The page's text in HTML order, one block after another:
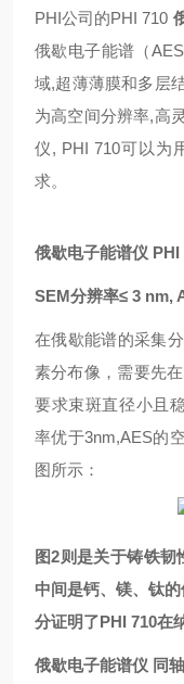
PHI公司的PHI 710
俄歇电子能谱（AES
域,超薄薄膜和多层结
为高空间分辨率,高
仪, PHI 710可以为
求。
俄歇电子能谱仪 PHI
SEM分辨率≤ 3 nm,
在俄歇能谱的采集分析
素分布像，需要先
要求束斑直径小且
率优于3nm,AES的
图所示：
图2则是关于铸铁韧
中间是钙、镁、
分证明了PHI 710在
俄歇电子能谱仪 同轴